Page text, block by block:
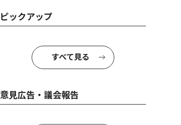
ピックアップ
すべて見る
意見広告・議会報告